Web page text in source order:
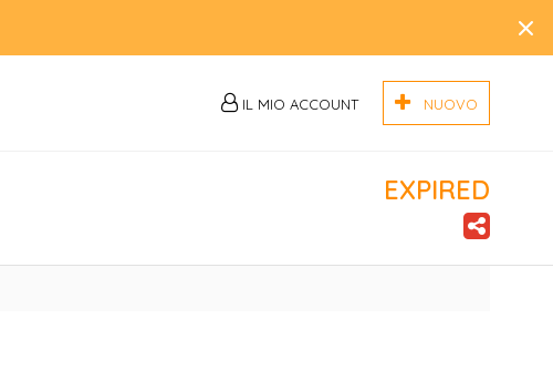
×
IL MIO ACCOUNT NUOVO
EXPIRED